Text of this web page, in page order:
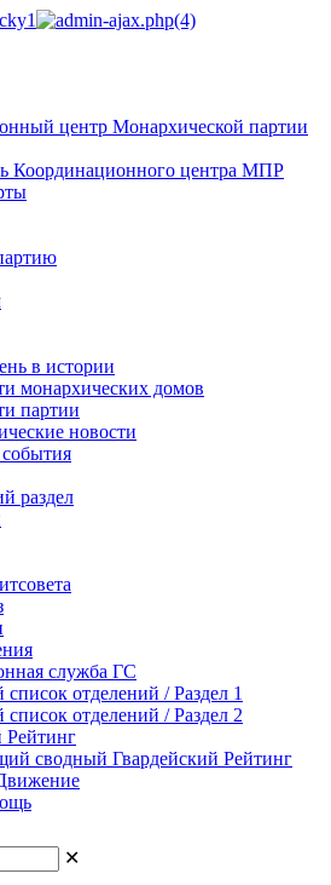
центр Монархической партии
Координационного центра МПР
в истории
монархических домов
партии
новости
раздел
служба ГС
отделений / Раздел 1
отделений / Раздел 2
Рейтинг
сводный Гвардейский Рейтинг
✕